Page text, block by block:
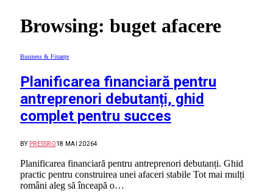
Browsing: buget afacere
Business & Finanțe
Planificarea financiară pentru
antreprenori debutanți, ghid
complet pentru succes
BY PRESSRO18 MAI 20264
Planificarea financiară pentru antreprenori debutanți. Ghid
practic pentru construirea unei afaceri stabile Tot mai mulți
români aleg să înceapă o…